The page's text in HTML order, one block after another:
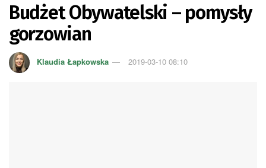
Budżet Obywatelski – pomysły
gorzowian
Klaudia Łapkowska 2019-03-10 08:10